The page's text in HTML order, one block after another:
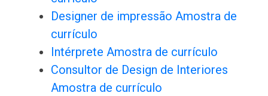
Designer de impressão Amostra de
currículo
Intérprete Amostra de currículo
Consultor de Design de Interiores
Amostra de currículo